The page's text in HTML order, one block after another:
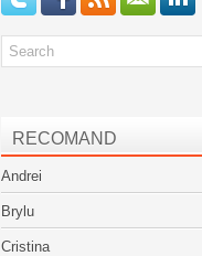
RECOMAND
Andrei
Brylu
Cristina